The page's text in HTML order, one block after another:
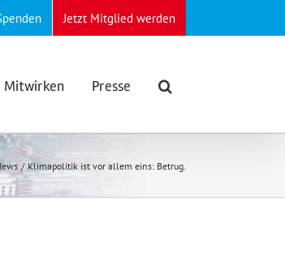
Jetzt Mitglied werden
Mitwirken Presse
Klimapolitik ist vor allem eins: Betrug.